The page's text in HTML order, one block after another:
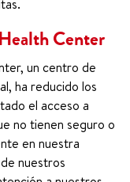
Center
un centro de
ha reducido los
el acceso a
no tienen seguro o
en nuestra
nuestros